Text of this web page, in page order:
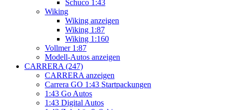
Schuco 1:43
Wiking
Wiking anzeigen
Wiking 1:87
Wiking 1:160
Vollmer 1:87
Modell-Autos anzeigen
CARRERA (247)
CARRERA anzeigen
Carrera GO 1:43 Startpackungen
1:43 Go Autos
1:43 Digital Autos